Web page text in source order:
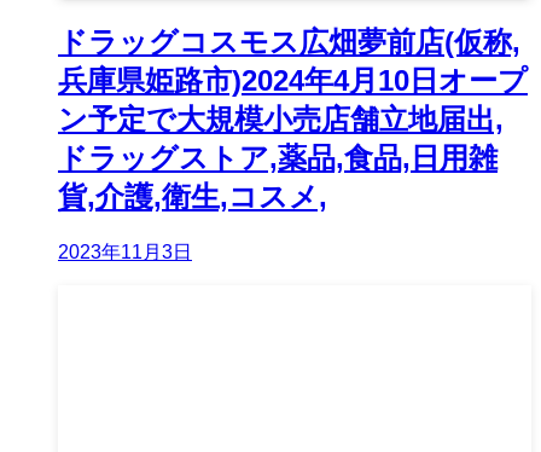
ドラッグコスモス広畑夢前店(仮称,
兵庫県姫路市)2024年4月10日オープ
ン予定で大規模小売店舗立地届出,
ドラッグストア,薬品,食品,日用雑
貨,介護,衛生,コスメ,
2023年11月3日